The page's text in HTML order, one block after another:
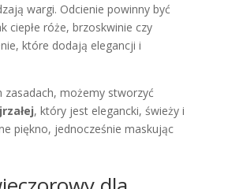
wargi. Odcienie powinny być
ciepłe róże, brzoskwinie czy
które dodają elegancji i
zasadach, możemy stworzyć
, który jest elegancki, świeży i
piękno, jednocześnie maskując